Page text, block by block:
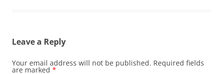
Leave a Reply
Your email address will not be published. Required fields
are marked *